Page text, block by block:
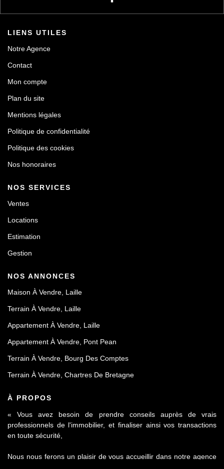
LIENS UTILES
Notre Agence
Contact
Mon compte
Plan du site
Mentions légales
Politique de confidentialité
Politique des cookies
Nos honoraires
NOS SERVICES
Ventes
Locations
Estimation
Gestion
NOS ANNONCES
Maison À Vendre, Laille
Terrain À Vendre, Laille
Appartement À Vendre, Laille
Appartement À Vendre, Pont Pean
Terrain À Vendre, Bourg Des Comptes
Terrain À Vendre, Chartres De Bretagne
À PROPOS
« Vous avez besoin de prendre conseils auprès de vrais
professionnels de l'immobilier, et finaliser ainsi vos transactions
en toute sécurité,
Nous nous ferons un plaisir de vous accueillir dans notre agence